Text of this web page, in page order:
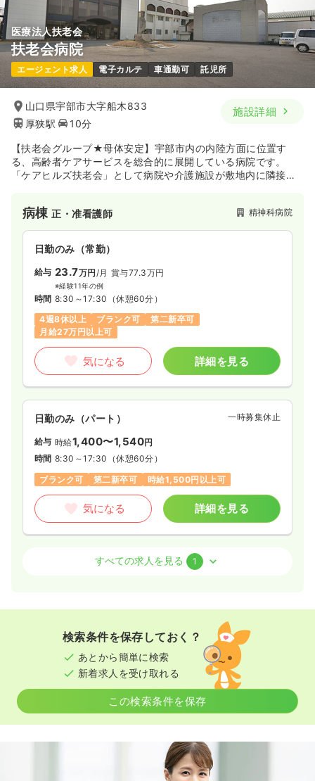
医療法人扶老会
扶老会病院
エージェント求人 電子カルテ 車通勤可 託児所
山口県宇部市大字船木833
厚狭駅
10分
施設詳細
【扶老会グループ★母体安定】宇部市内の内陸方面に位置す
る、高齢者ケアサービスを総合的に展開している病院です。
「ケアヒルズ扶老会」として病院や介護施設が敷地内に隣接し
病棟正・准看護師 精神科病院
日勤のみ（常勤）
給与 23.7万円 /月 賞与77.3万円
※経験11年の例
時間 8:30～17:30 （休憩60分）
4週8休以上
ブランク可
第二新卒可
月給27万円以上可
気になる 詳細を見る
日勤のみ（パート） 一時募集休止
給与 時給1,400〜1,540円
時間 8:30～17:30 （休憩60分）
ブランク可
第二新卒可 時給1,500円以上可
気になる 詳細を見る
正看護師
8:30～17:30 （休憩60分）
土日祝休み
月給27万円以上可
気になる 詳細を見る
すべての求人を見る 1
検索条件を保存しておく？
あとから簡単に検索
新着求人を受け取れる
この検索条件を保存